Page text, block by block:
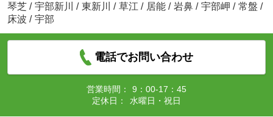
琴芝 / 宇部新川 / 東新川 / 草江 / 居能 / 岩鼻 / 宇部岬 / 常盤 /
床波 / 宇部
電話でお問い合わせ
営業時間：
9：00-17：45
定休日：
水曜日・祝日